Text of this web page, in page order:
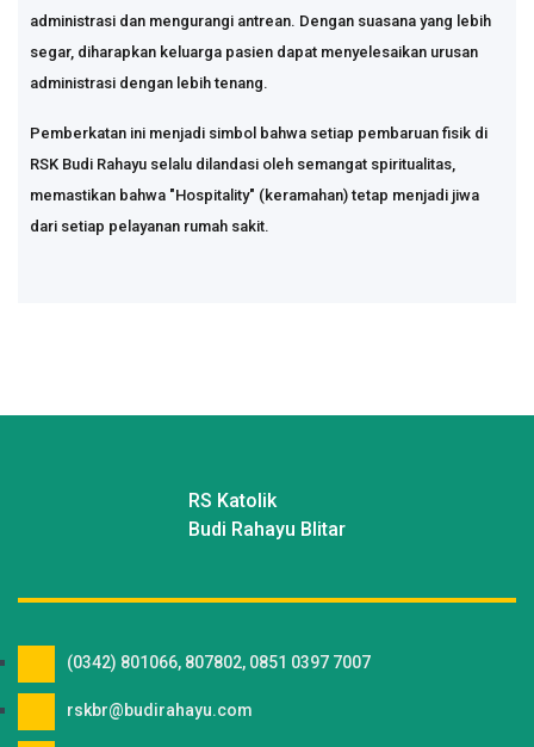
administrasi dan mengurangi antrean. Dengan suasana yang lebih
segar, diharapkan keluarga pasien dapat menyelesaikan urusan
administrasi dengan lebih tenang.
Pemberkatan ini menjadi simbol bahwa setiap pembaruan fisik di
RSK Budi Rahayu selalu dilandasi oleh semangat spiritualitas,
memastikan bahwa "Hospitality" (keramahan) tetap menjadi jiwa
dari setiap pelayanan rumah sakit.
RS Katolik
Budi Rahayu Blitar
(0342) 801066, 807802, 0851 0397 7007
rskbr@budirahayu.com